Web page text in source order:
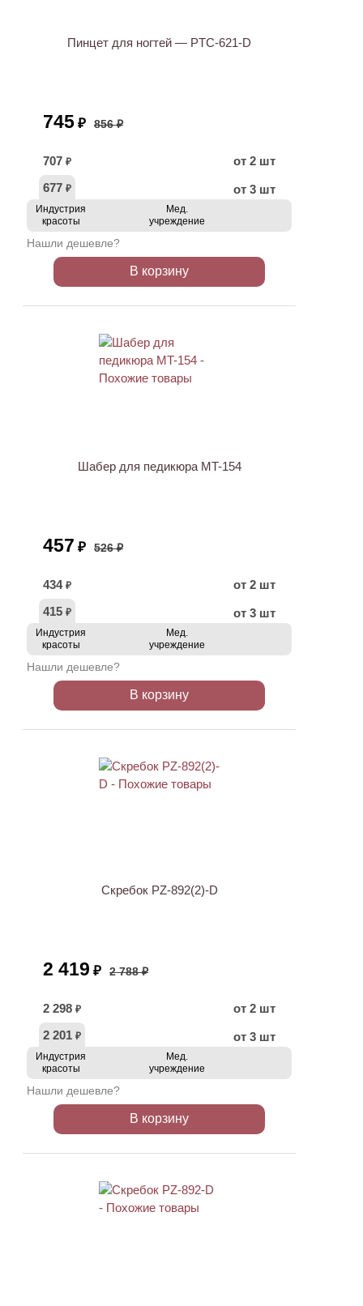
Пинцет для ногтей — PTC-621-D
745 ₽ 856 ₽
707 ₽
от 2 шт
677 ₽ от 3 шт
Индустрия
красоты
Мед.
учреждение
Нашли дешевле?
В корзину
Шабер для педикюра MT-154
457 ₽ 526 ₽
434 ₽
от 2 шт
415 ₽ от 3 шт
Индустрия
красоты
Мед.
учреждение
Нашли дешевле?
В корзину
Скребок PZ-892(2)-D
2 419 ₽ 2 788 ₽
2 298 ₽
от 2 шт
2 201 ₽ от 3 шт
Индустрия
красоты
Мед.
учреждение
Нашли дешевле?
В корзину